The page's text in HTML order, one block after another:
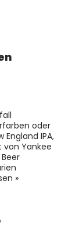
oder
England IPA,
Yankee
»